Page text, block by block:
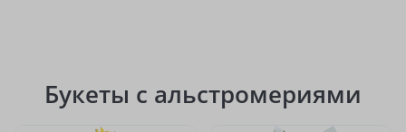
Букеты с альстромериями